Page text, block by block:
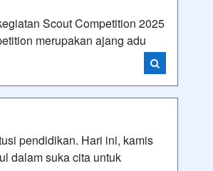
Scout Competition 2025
merupakan ajang adu
pendidikan. Hari ini, kamis
dalam suka cita untuk